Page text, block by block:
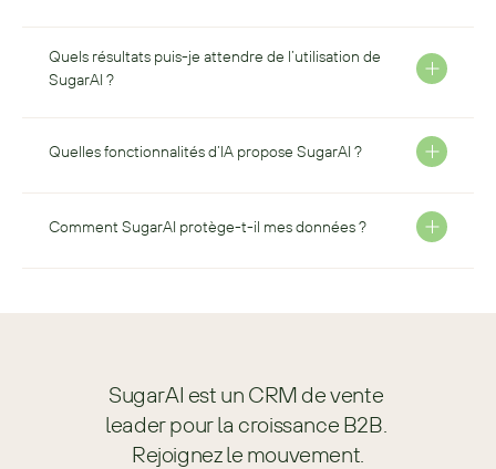
Quels résultats puis-je attendre de l’utilisation de
SugarAI ?
Quelles fonctionnalités d’IA propose SugarAI ?
Comment SugarAI protège-t-il mes données ?
SugarAI est un CRM de vente
leader pour la croissance B2B.
Rejoignez le mouvement.